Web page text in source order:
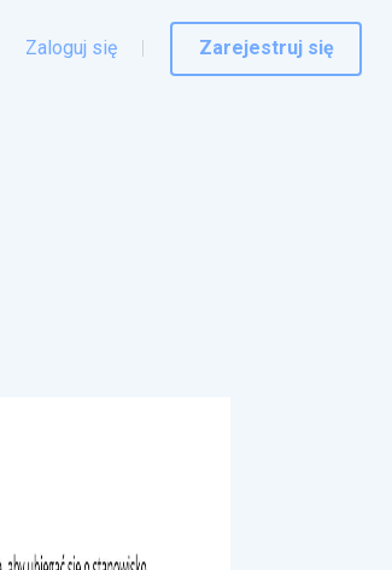
Zaloguj się Zarejestruj się